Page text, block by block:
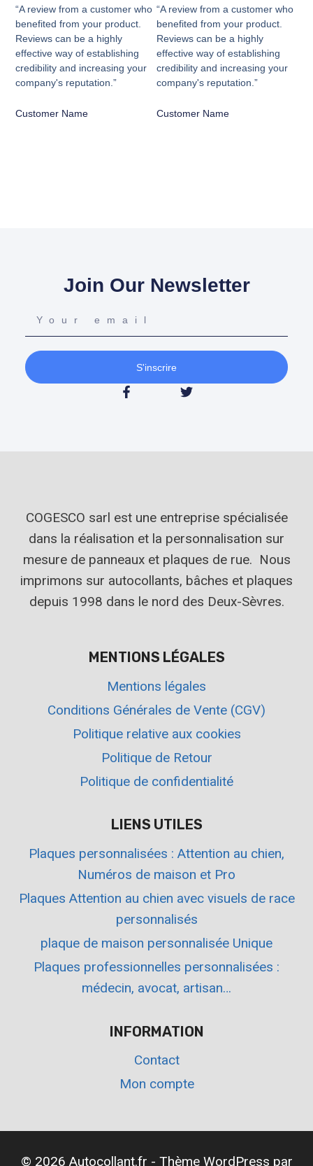
“A review from a customer who
benefited from your product.
Reviews can be a highly
effective way of establishing
credibility and increasing your
company's reputation.”
Customer Name
“A review from a customer who
benefited from your product.
Reviews can be a highly
effective way of establishing
credibility and increasing your
company's reputation.”
Customer Name
Join Our Newsletter
S'inscrire
COGESCO sarl est une entreprise spécialisée
dans la réalisation et la personnalisation sur
mesure de panneaux et plaques de rue. Nous
imprimons sur autocollants, bâches et plaques
depuis 1998 dans le nord des Deux-Sèvres.
MENTIONS LÉGALES
Mentions légales
Conditions Générales de Vente (CGV)
Politique relative aux cookies
Politique de Retour
Politique de confidentialité
LIENS UTILES
Plaques personnalisées : Attention au chien,
Numéros de maison et Pro
Plaques Attention au chien avec visuels de race
personnalisés
plaque de maison personnalisée Unique
Plaques professionnelles personnalisées :
médecin, avocat, artisan…
INFORMATION
Contact
Mon compte
© 2026 Autocollant.fr - Thème WordPress par